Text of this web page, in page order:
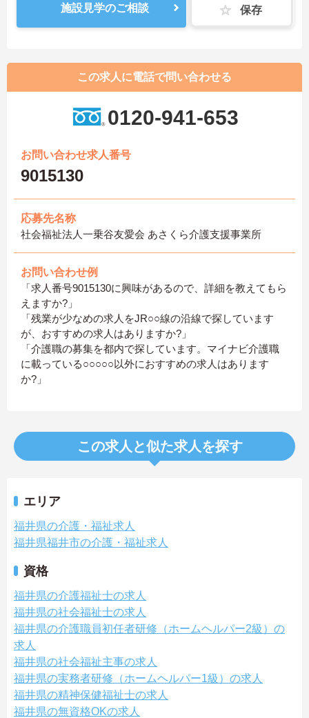
施設見学のご相談 保存
この求人に電話で問い合わせる
0120-941-653
お問い合わせ求人番号
9015130
応募先名称
社会福祉法人一乗谷友愛会 あさくら介護支援事業所
お問い合わせ例
「求人番号9015130に興味があるので、詳細を教えてもら
えますか?」
「残業が少なめの求人をJR○○線の沿線で探しています
が、おすすめの求人はありますか?」
「介護職の募集を都内で探しています。マイナビ介護職
に載っている○○○○○以外におすすめの求人はあります
か?」
この求人と似た求人を探す
エリア
福井県の介護・福祉求人
福井県福井市の介護・福祉求人
資格
福井県の介護福祉士の求人
福井県の社会福祉士の求人
福井県の介護職員初任者研修（ホームヘルパー2級）の
求人
福井県の社会福祉主事の求人
福井県の実務者研修（ホームヘルパー1級）の求人
福井県の精神保健福祉士の求人
福井県の無資格OKの求人